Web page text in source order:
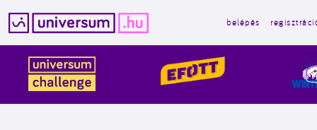
tartalomba
belépés